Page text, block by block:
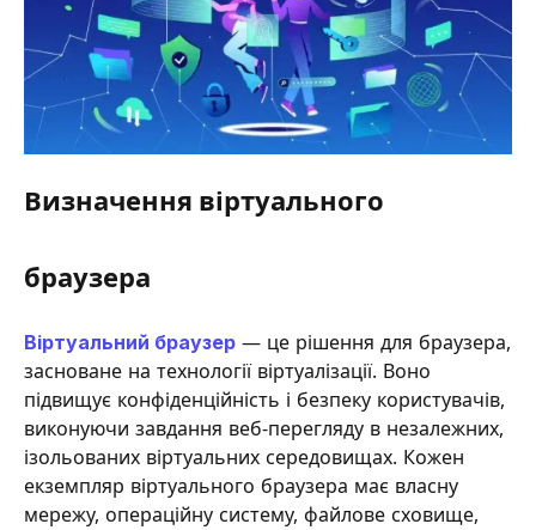
Визначення віртуального
браузера
Віртуальний браузер — це рішення для браузера,
засноване на технології віртуалізації. Воно
підвищує конфіденційність і безпеку користувачів,
виконуючи завдання веб-перегляду в незалежних,
ізольованих віртуальних середовищах. Кожен
екземпляр віртуального браузера має власну
мережу, операційну систему, файлове сховище,